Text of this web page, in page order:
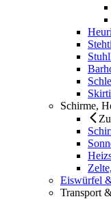
Schirme,
Eiswürfel
Transport